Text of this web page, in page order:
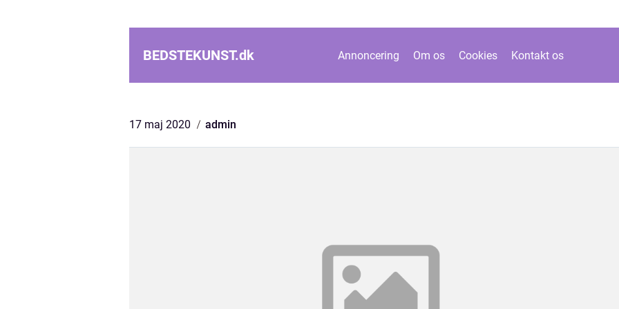
BEDSTEKUNST.dk Annoncering Om os Cookies Kontakt os
17 maj 2020 admin